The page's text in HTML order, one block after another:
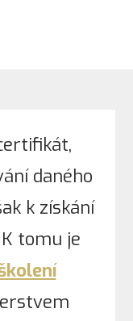
daného
k získání
tomu je